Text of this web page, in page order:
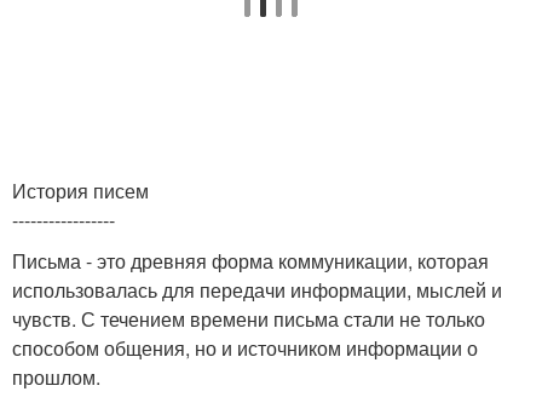
История писем
-----------------
Письма - это древняя форма коммуникации, которая
использовалась для передачи информации, мыслей и
чувств. С течением времени письма стали не только
способом общения, но и источником информации о
прошлом.